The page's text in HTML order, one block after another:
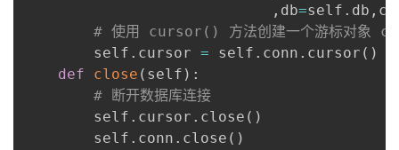
, db=self . db ,
# 使用 cursor() 方法创建一个游标对象
        self
. cursor = self . conn . cursor ( )
def
close ( self ) :
# 断开数据库连接
        self
. cursor . close ( )
        self
. conn . close ( )